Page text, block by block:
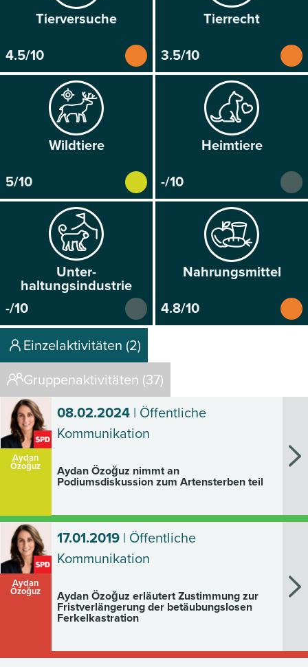
Tier­versuche
4.5/10
Tier­recht
3.5/10
Wild­tiere
5/10
Heim­tiere
-/10
Unter­
haltungsindustrie
-/10
Nahrungs­mittel
4.8/10
Einzelaktivitäten (2)
Gruppenaktivitäten (37)
Aydan
Özoğuz
08.02.2024| Öffentliche
Kommunikation
Aydan Özoğuz nimmt an
Podiumsdiskussion zum Artensterben teil
Aydan
Özoğuz
17.01.2019| Öffentliche
Kommunikation
Aydan Özoğuz erläutert Zustimmung zur
Fristverlängerung der betäubungslosen
Ferkelkastration